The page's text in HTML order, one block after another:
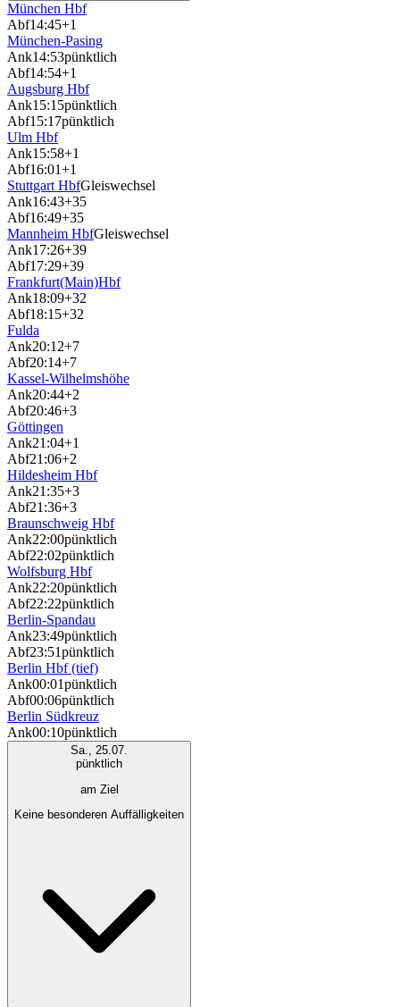
München Hbf
Abf14:45+1
München-Pasing
Ank14:53pünktlich
Abf14:54+1
Augsburg Hbf
Ank15:15pünktlich
Abf15:17pünktlich
Ulm Hbf
Ank15:58+1
Abf16:01+1
Stuttgart HbfGleiswechsel
Ank16:43+35
Abf16:49+35
Mannheim HbfGleiswechsel
Ank17:26+39
Abf17:29+39
Frankfurt(Main)Hbf
Ank18:09+32
Abf18:15+32
Fulda
Ank20:12+7
Abf20:14+7
Kassel-Wilhelmshöhe
Ank20:44+2
Abf20:46+3
Göttingen
Ank21:04+1
Abf21:06+2
Hildesheim Hbf
Ank21:35+3
Abf21:36+3
Braunschweig Hbf
Ank22:00pünktlich
Abf22:02pünktlich
Wolfsburg Hbf
Ank22:20pünktlich
Abf22:22pünktlich
Berlin-Spandau
Ank23:49pünktlich
Abf23:51pünktlich
Berlin Hbf (tief)
Ank00:01pünktlich
Abf00:06pünktlich
Berlin Südkreuz
Ank00:10pünktlich
Sa., 25.07.
pünktlich
am Ziel
Keine besonderen Auffälligkeiten